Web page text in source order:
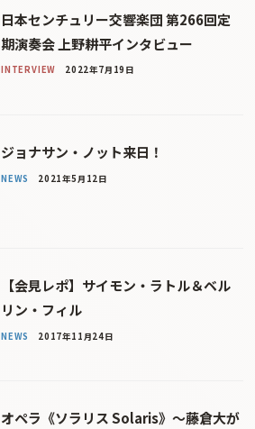
日本センチュリー交響楽団 第266回定
期演奏会 上野耕平インタビュー
INTERVIEW 2022年7月19日
ジョナサン・ノット来日！
NEWS 2021年5月12日
【会見レポ】サイモン・ラトル＆ベル
リン・フィル
NEWS 2017年11月24日
オペラ《ソラリス Solaris》〜藤倉大が